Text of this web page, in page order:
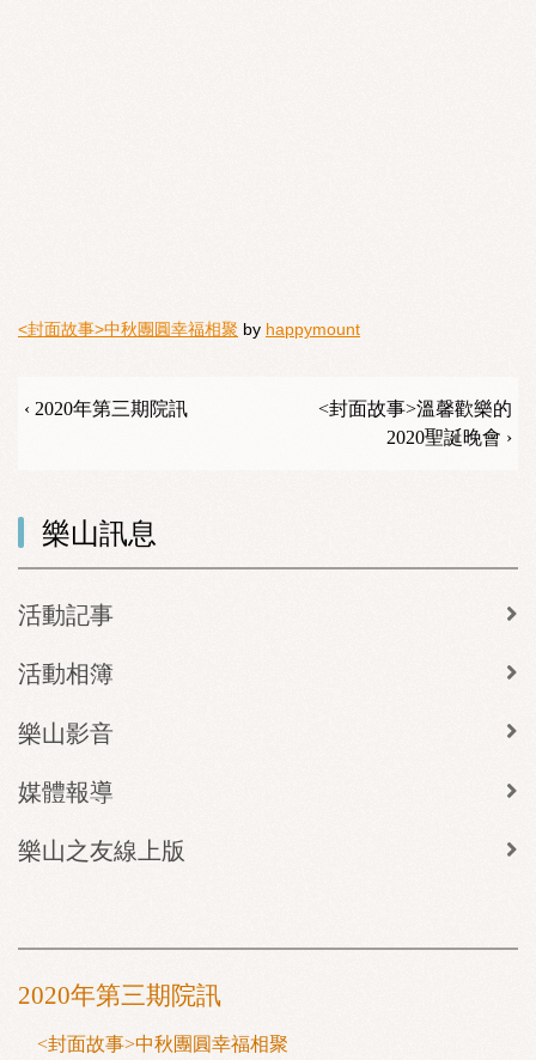
<封面故事>中秋團圓幸福相聚 by happymount
‹ 2020年第三期院訊
<封面故事>溫馨歡樂的
2020聖誕晚會 ›
樂山訊息
活動記事
活動相簿
樂山影音
媒體報導
樂山之友線上版
2020年第三期院訊
<封面故事>中秋團圓幸福相聚